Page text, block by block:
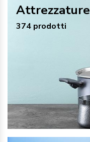
Attrezzature
374 prodotti